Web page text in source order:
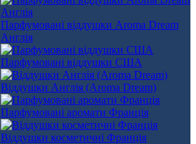
Парфумовані віддушки Aroma Dream
Англія
Парфумовані віддушки США
Віддушки Англія (Aroma Dream)
Парфумовані аромати Франція
Віддушки косметичні Франція